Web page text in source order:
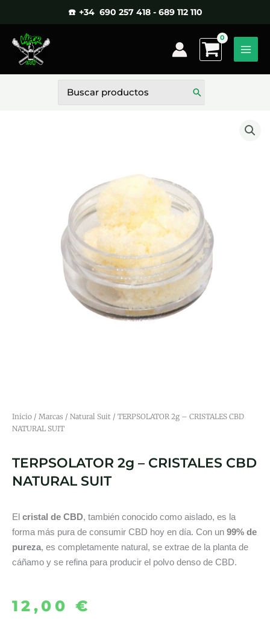
contenido
☎️ +34 690 257 418 - 689 112 110
por:
Inicio / Marcas / Natural Suit / TERPSOLATOR 2g – CRISTALES CBD
NATURAL SUIT
TERPSOLATOR 2g – CRISTALES CBD
NATURAL SUIT
El cristal de CBD, también conocido como aislado, es la
forma más pura de consumir CBD hoy en día. Con un 99% de
pureza, es completamente natural, se extrae de la planta de
cáñamo y se refina para producir el polvo denso de CBD.
12,00€